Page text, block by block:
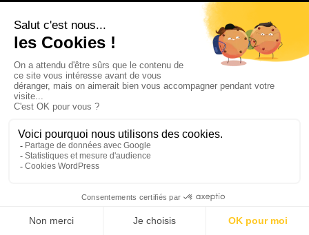
accueil@images-in-situ.fr
CONTACT